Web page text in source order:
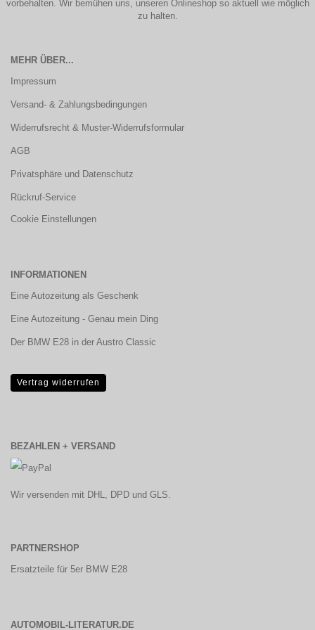
vorbehalten. Wir bemühen uns, unseren Onlineshop so aktuell wie möglich
zu halten.
MEHR ÜBER...
Impressum
Versand- & Zahlungsbedingungen
Widerrufsrecht & Muster-Widerrufsformular
AGB
Privatsphäre und Datenschutz
Rückruf-Service
Cookie Einstellungen
INFORMATIONEN
Eine Autozeitung als Geschenk
Eine Autozeitung - Genau mein Ding
Der BMW E28 in der Austro Classic
Vertrag widerrufen
BEZAHLEN + VERSAND
Wir versenden mit DHL, DPD und GLS.
PARTNERSHOP
Ersatzteile für 5er BMW E28
AUTOMOBIL-LITERATUR.DE